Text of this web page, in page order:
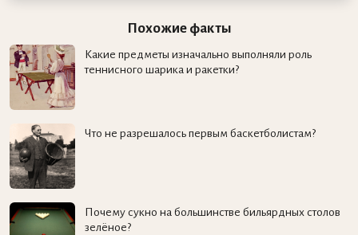
Похожие факты
Какие предметы изначально выполняли роль
теннисного шарика и ракетки?
Что не разрешалось первым баскетболистам?
Почему сукно на большинстве бильярдных столов
зелёное?